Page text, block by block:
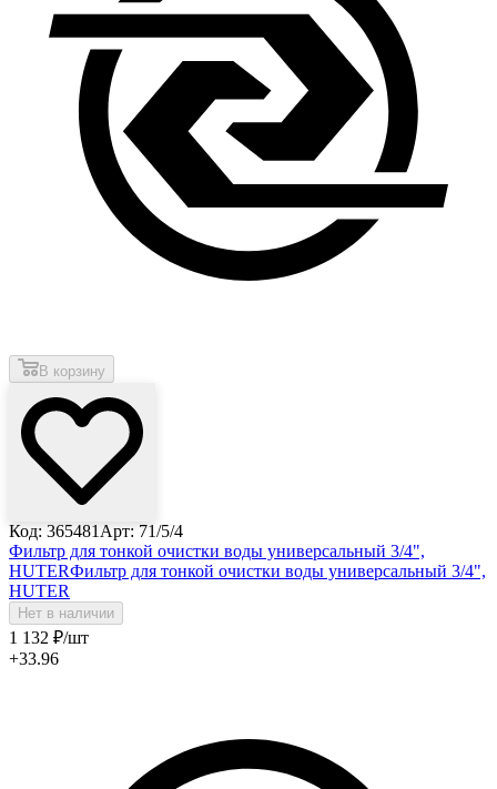
В корзину
Код: 365481 Арт: 71/5/4
Фильтр для тонкой очистки воды универсальный 3/4",
HUTERФильтр для тонкой очистки воды универсальный 3/4",
HUTER
Нет в наличии
1 132 ₽/шт
+33.96